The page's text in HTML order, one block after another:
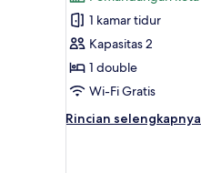
Tidur
Double
untuk
Kamar
Single
Deluks
1 kamar tidur
Kapasitas 2
1 double
Wi-Fi Gratis
Rincian selengkapnya
Rincian